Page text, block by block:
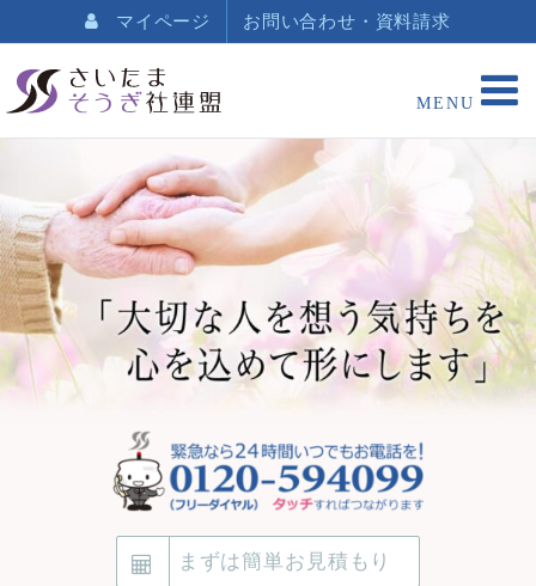
マイページ お問い合わせ・資料請求
まずは簡単お見積もり